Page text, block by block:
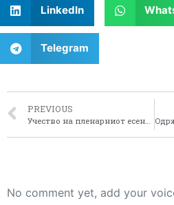
LinkedIn
Telegram
PREVIOUS
No comment yet, add your